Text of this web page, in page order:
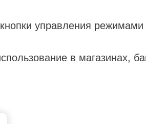
управления
в магазинах,